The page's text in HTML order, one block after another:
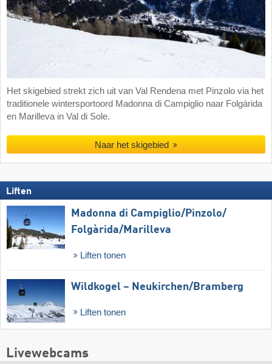
Het skigebied strekt zich uit van Val Rendena met Pinzolo via het
traditionele wintersportoord Madonna di Campiglio naar Folgàrida
en Marilleva in Val di Sole.
Naar het skigebied
Liften
Madonna di Campiglio/​Pinzolo/​
Folgàrida/​Marilleva
Liften tonen
Wildkogel – Neukirchen/​Bramberg
Liften tonen
Livewebcams